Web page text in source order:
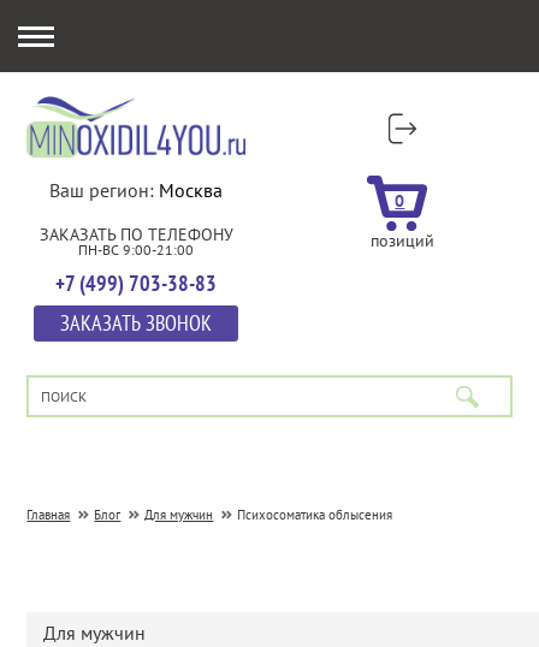
Ваш регион: Москва
ЗАКАЗАТЬ ПО ТЕЛЕФОНУ
ПН-ВС 9:00-21:00
+7 (499) 703-38-83
ЗАКАЗАТЬ ЗВОНОК
0
позиций
Главная Блог Для мужчин Психосоматика облысения
Для мужчин